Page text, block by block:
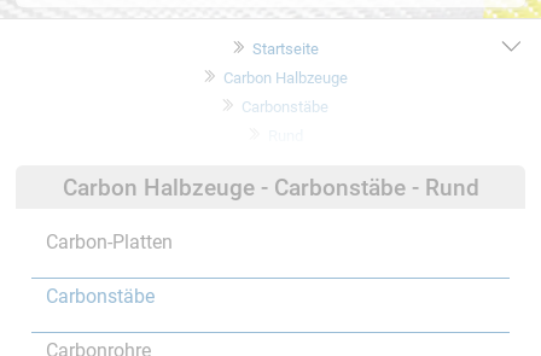
Startseite
Carbon Halbzeuge
Carbonstäbe
Carbon Halbzeuge - Carbonstäbe - Rund
Carbon-Platten
Carbonstäbe
Carbonrohre